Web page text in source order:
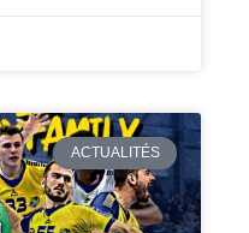
ACTUALITÉS